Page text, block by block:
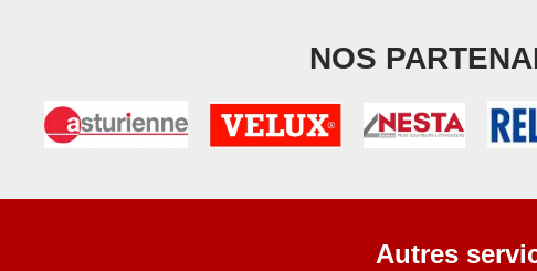
NOS
Autres